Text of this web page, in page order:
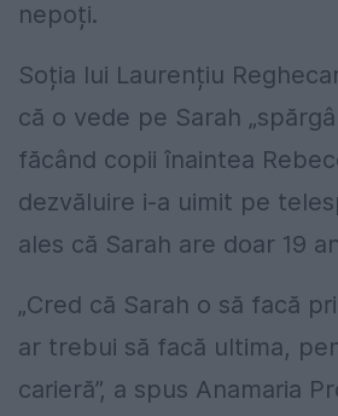
nepoți.
Soția lui Laurențiu
că o vede pe Sarah
făcând copii înaintea
dezvăluire i-a uimit pe
ales că Sarah are doar 19
„Cred că Sarah o să facă
ar trebui să facă ultima,
carieră”, a spus Anamaria